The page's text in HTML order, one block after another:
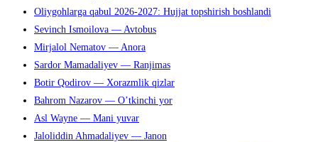
Oliygohlarga qabul 2026-2027: Hujjat topshirish boshlandi
Sevinch Ismoilova — Avtobus
Mirjalol Nematov — Anora
Sardor Mamadaliyev — Ranjimas
Botir Qodirov — Xorazmlik qizlar
Bahrom Nazarov — O’tkinchi yor
Asl Wayne — Mani yuvar
Jaloliddin Ahmadaliyev — Janon